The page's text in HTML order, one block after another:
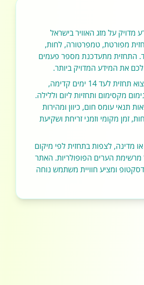
מדויק על מזג האוויר בישראל
מפורטת, טמפרטורה, לחות,
התחזית מתעדכנת מספר פעמים
את המידע המדויק ביותר.
באתר תוכלו למצוא תחזית לעד 14 ימים קדימה,
מקסימום ותחזיות ליום וללילה.
תנאי עומס חום, כיוון ומהירות
זמן מקומי וזמני זריחת ושקיעת
מדינה, לצפות בתחזית לפי מיקום
מרשימת הערים הפופולריות. האתר
ומציע חוויית משתמש נוחה